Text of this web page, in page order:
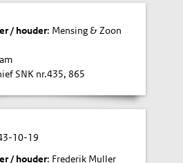
/ houder: Mensing & Zoon
SNK nr.435, 865
10-19
/ houder: Frederik Muller